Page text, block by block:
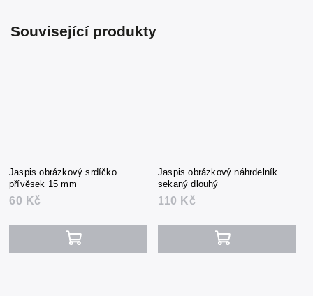
Související produkty
Jaspis obrázkový srdíčko
přívěsek 15 mm
60 Kč
Jaspis obrázkový náhrdelník
sekaný dlouhý
110 Kč